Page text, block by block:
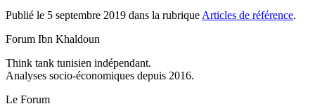
Publié le 5 septembre 2019 dans la rubrique Articles de référence.
Forum Ibn Khaldoun
Think tank tunisien indépendant.
Analyses socio-économiques depuis 2016.
Le Forum